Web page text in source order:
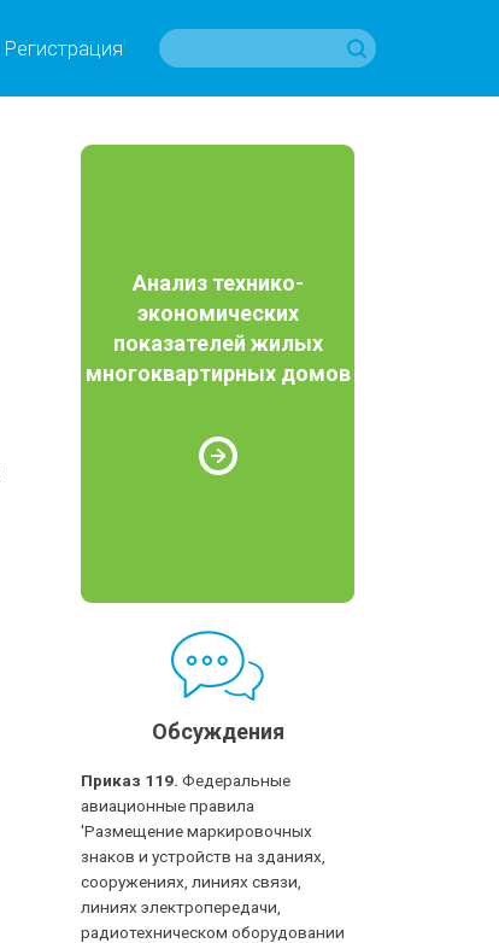
Регистрация
Анализ технико-
экономических
показателей жилых
многоквартирных домов
Обсуждения
Приказ 119. Федеральные
авиационные правила
'Размещение маркировочных
знаков и устройств на зданиях,
сооружениях, линиях связи,
линиях электропередачи,
радиотехническом оборудовании